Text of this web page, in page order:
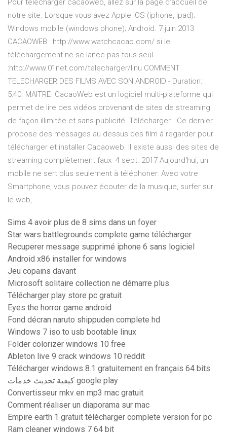
Pour télécharger cacaoweb, allez sur la page d'accueil de
notre site. Lorsque vous avez Apple iOS (iphone, ipad);
Windows mobile (windows phone); Android. 7 juin 2013
CACAOWEB : http://www.watchcacao.com/ si le
téléchargement ne se lance pas tous seul
:http://www.01net.com/telecharger/linu COMMENT
TELECHARGER DES FILMS AVEC SON ANDROID - Duration:
5:40. MAITRE CacaoWeb est un logiciel multi-plateforme qui
permet de lire des vidéos provenant de sites de streaming
de façon illimitée et sans publicité. Télécharger Ce dernier
propose des messages au dessus des film à regarder pour
télécharger et installer Cacaoweb. Il existe aussi des sites de
streaming complètement faux 4 sept. 2017 Aujourd'hui, un
mobile ne sert plus seulement à téléphoner. Avec votre
Smartphone, vous pouvez écouter de la musique, surfer sur
le web,
Sims 4 avoir plus de 8 sims dans un foyer
Star wars battlegrounds complete game télécharger
Recuperer message supprimé iphone 6 sans logiciel
Android x86 installer for windows
Jeu copains davant
Microsoft solitaire collection ne démarre plus
Télécharger play store pc gratuit
Eyes the horror game android
Fond décran naruto shippuden complete hd
Windows 7 iso to usb bootable linux
Folder colorizer windows 10 free
Ableton live 9 crack windows 10 reddit
Télécharger windows 8.1 gratuitement en français 64 bits
كيفية تحديث خدمات google play
Convertisseur mkv en mp3 mac gratuit
Comment réaliser un diaporama sur mac
Empire earth 1 gratuit télécharger complete version for pc
Ram cleaner windows 7 64 bit